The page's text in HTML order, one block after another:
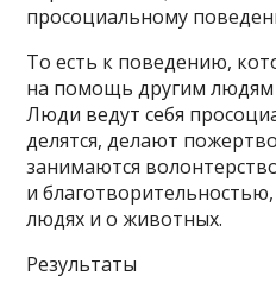
просоциальному
То есть к поведению,
на помощь другим
Люди ведут себя
делятся, делают
занимаются
и благотворительностью,
людях и о животных.
Результаты